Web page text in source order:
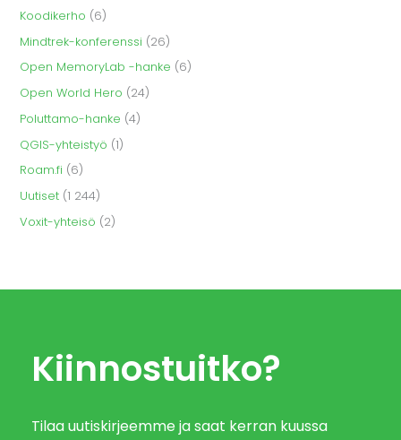
Koodikerho (6)
Mindtrek-konferenssi (26)
Open MemoryLab -hanke (6)
Open World Hero (24)
Poluttamo-hanke (4)
QGIS-yhteistyö (1)
Roam.fi (6)
Uutiset (1 244)
Voxit-yhteisö (2)
Kiinnostuitko?
Tilaa uutiskirjeemme ja saat kerran kuussa